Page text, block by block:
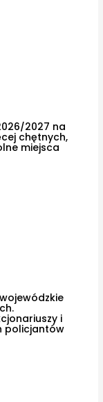
2027 na
chętnych,
miejsca
i
policjantów